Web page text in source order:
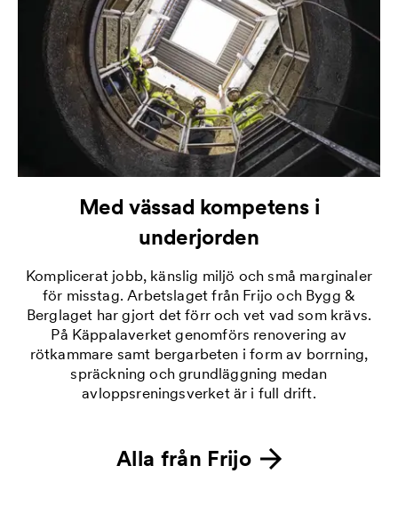
Med vässad kompetens i
underjorden
Komplicerat jobb, känslig miljö och små marginaler
för misstag. Arbetslaget från Frijo och Bygg &
Berglaget har gjort det förr och vet vad som krävs.
På Käppalaverket genomförs renovering av
rötkammare samt bergarbeten i form av borrning,
spräckning och grundläggning medan
avloppsreningsverket är i full drift.
Alla från Frijo